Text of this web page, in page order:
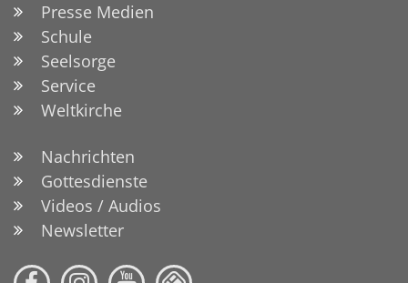
Presse Medien
Schule
Seelsorge
Service
Weltkirche
Nachrichten
Gottesdienste
Videos / Audios
Newsletter